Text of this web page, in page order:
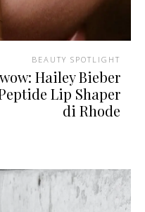
BEAUTY SPOTLIGHT
Hailey Bieber
Lip Shaper
di Rhode